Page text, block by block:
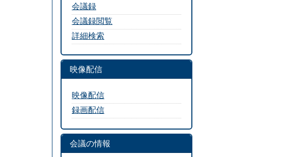
会議録
会議録閲覧
詳細検索
映像配信
映像配信
録画配信
会議の情報